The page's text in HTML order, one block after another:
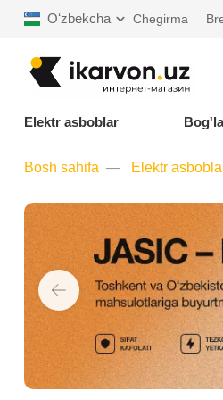
Oʻzbekcha Chegirma
Elektr asboblar
Bosh sahifa Elektr